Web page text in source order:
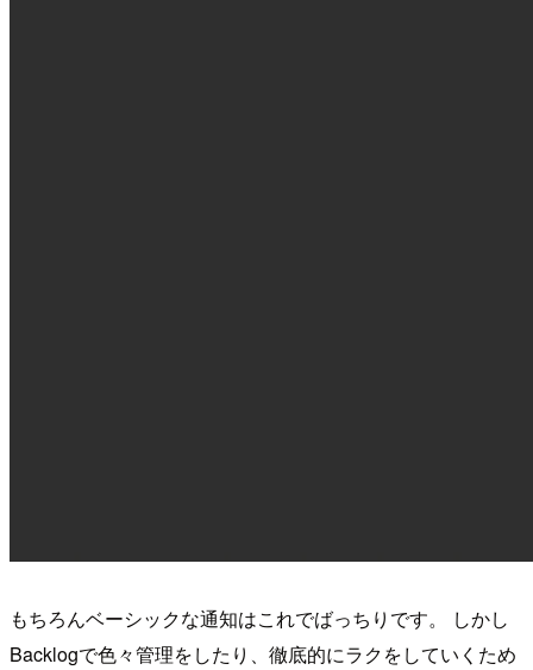
もちろんベーシックな通知はこれでばっちりです。 しかし
Backlogで色々管理をしたり、徹底的にラクをしていくため